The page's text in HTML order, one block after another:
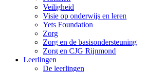
Veiligheid
Visie op onderwijs en leren
Yets Foundation
Zorg
Zorg en de basisondersteuning
Zorg en CJG Rijnmond
Leerlingen
De leerlingen